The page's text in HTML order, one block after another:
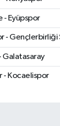
- Eyüpspor
- Gençlerbirliği
Galatasaray
- Kocaelispor